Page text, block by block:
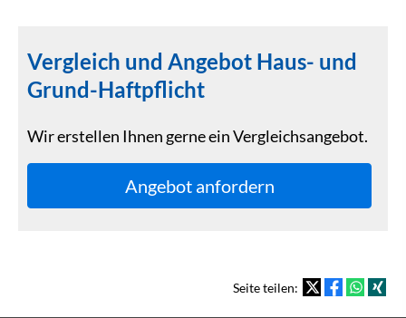
Vergleich und Angebot Haus- und
Grund-Haft­pflicht
Wir erstellen Ihnen gerne ein Vergleichsangebot.
An­ge­bot an­for­dern
Seite teilen: